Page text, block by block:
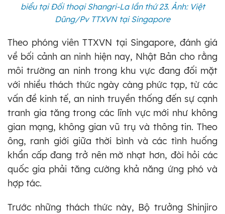
biểu tại Đối thoại Shangri-La lần thứ 23. Ảnh: Việt
Dũng/Pv TTXVN tại Singapore
Theo phóng viên TTXVN tại Singapore, đánh giá
về bối cảnh an ninh hiện nay, Nhật Bản cho rằng
môi trường an ninh trong khu vực đang đối mặt
với nhiều thách thức ngày càng phức tạp, từ các
vấn đề kinh tế, an ninh truyền thống đến sự cạnh
tranh gia tăng trong các lĩnh vực mới như không
gian mạng, không gian vũ trụ và thông tin. Theo
ông, ranh giới giữa thời bình và các tình huống
khẩn cấp đang trở nên mờ nhạt hơn, đòi hỏi các
quốc gia phải tăng cường khả năng ứng phó và
hợp tác.
Trước những thách thức này, Bộ trưởng Shinjiro